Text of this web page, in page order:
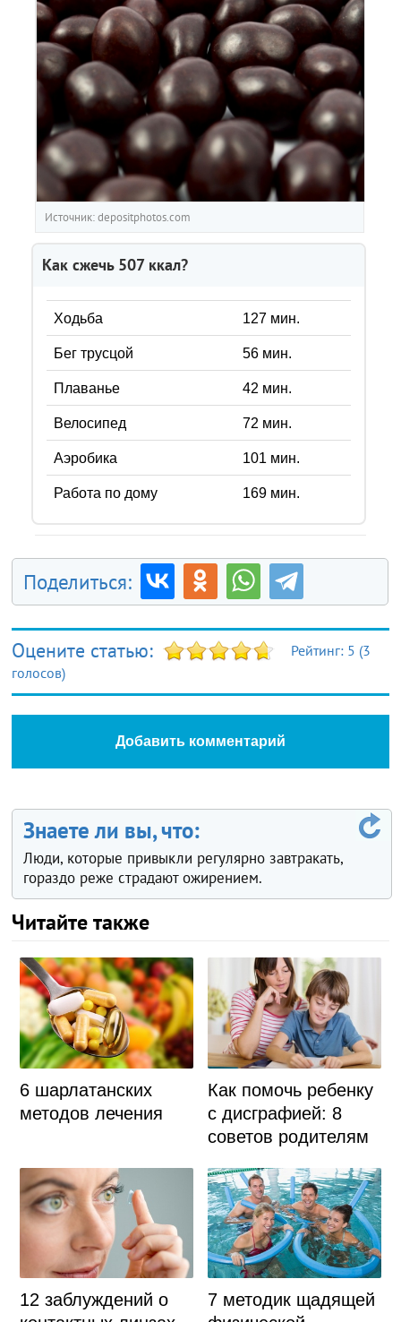
Источник: depositphotos.com
Как сжечь 507ккал?
Ходьба 127мин.
Бег трусцой 56мин.
Плаванье 42 мин.
Велосипед 72 мин.
Аэробика 101 мин.
Работа по дому 169мин.
Поделиться:
Оцените статью: Рейтинг: 5 (3
голосов)
Добавить комментарий
Знаете ли вы, что:
Люди, которые привыкли регулярно завтракать,
гораздо реже страдают ожирением.
Читайте также
6 шарлатанских
методов лечения
Как помочь ребенку
с дисграфией: 8
советов родителям
12 заблуждений о
7 методик щадящей